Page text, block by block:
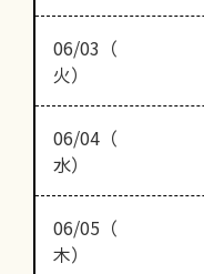
06/03（
火）
06/04（
水）
06/05（
木）